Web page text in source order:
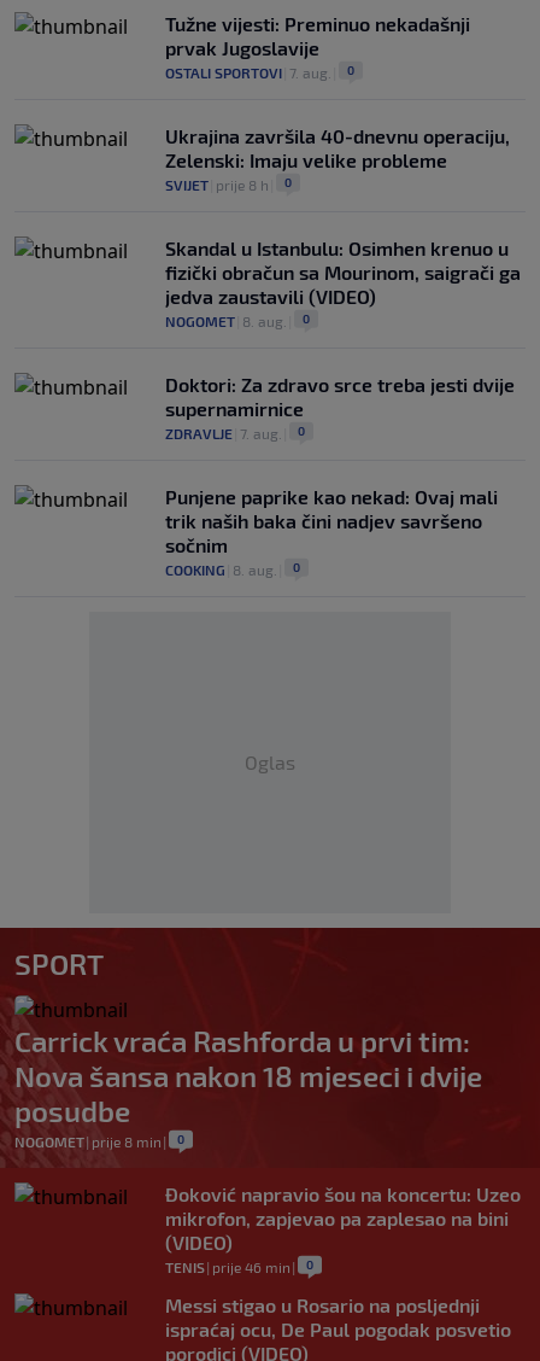
Tužne vijesti: Preminuo nekadašnji
prvak Jugoslavije
OSTALI SPORTOVI 7. aug. 0
Ukrajina završila 40-dnevnu operaciju,
Zelenski: Imaju velike probleme
SVIJET prije 8 h 0
Skandal u Istanbulu: Osimhen krenuo u
fizički obračun sa Mourinom, saigrači ga
jedva zaustavili (VIDEO)
NOGOMET 8. aug. 0
Doktori: Za zdravo srce treba jesti dvije
supernamirnice
ZDRAVLJE 7. aug. 0
Punjene paprike kao nekad: Ovaj mali
trik naših baka čini nadjev savršeno
sočnim
COOKING 8. aug. 0
Oglas
SPORT
Carrick vraća Rashforda u prvi tim:
Nova šansa nakon 18 mjeseci i dvije
posudbe
NOGOMET| prije 8 min | 0
Đoković napravio šou na koncertu: Uzeo
mikrofon, zapjevao pa zaplesao na bini
(VIDEO)
TENIS| prije 46 min | 0
Messi stigao u Rosario na posljednji
ispraćaj ocu, De Paul pogodak posvetio
porodici (VIDEO)